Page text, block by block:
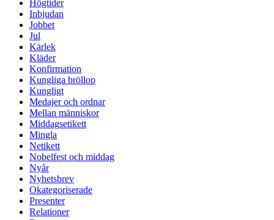
Högtider
Inbjudan
Jobbet
Jul
Kärlek
Kläder
Konfirmation
Kungliga bröllop
Kungligt
Medajer och ordnar
Mellan människor
Middagsetikett
Mingla
Netikett
Nobelfest och middag
Nyår
Nyhetsbrev
Okategoriserade
Presenter
Relationer